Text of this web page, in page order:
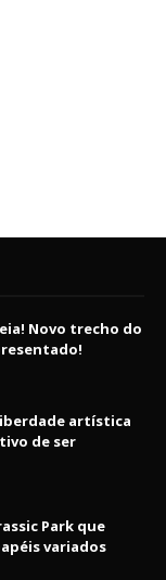
Novo trecho do
artística
de ser
Park que
variados